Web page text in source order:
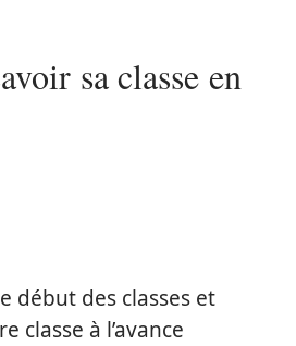
sa classe en
début des classes et
classe à l’avance